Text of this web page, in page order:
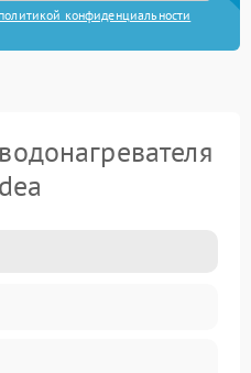
политикой конфиденциальности